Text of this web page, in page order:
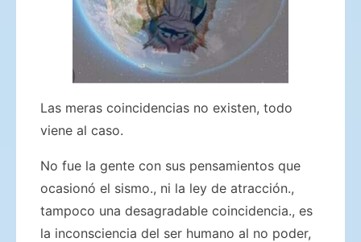
Las meras coincidencias no existen, todo
viene al caso.
No fue la gente con sus pensamientos que
ocasionó el sismo., ni la ley de atracción.,
tampoco una desagradable coincidencia., es
la inconsciencia del ser humano al no poder,